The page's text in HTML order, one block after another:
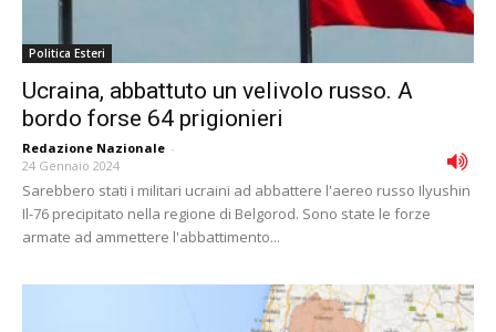
Politica Esteri
Ucraina, abbattuto un velivolo russo. A
bordo forse 64 prigionieri
Redazione Nazionale -
24 Gennaio 2024
Sarebbero stati i militari ucraini ad abbattere l'aereo russo Ilyushin
Il-76 precipitato nella regione di Belgorod. Sono state le forze
armate ad ammettere l'abbattimento...